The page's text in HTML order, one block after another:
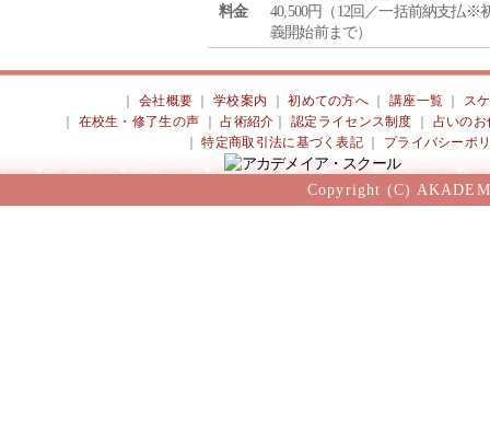
料金
40,500円（12回／一括前納支払※
義開始前まで）
会社概要 ｜学校案内 ｜初めての方へ 講座一覧
ス
在校生・修了生の声 ｜占術紹介 ｜認定ライセンス制度
占いのお
｜特定商取引法に基づく表記 プライバシーポ
Copyright (C)